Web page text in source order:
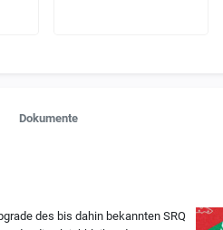
Dokumente
des bis dahin bekannten SRQ